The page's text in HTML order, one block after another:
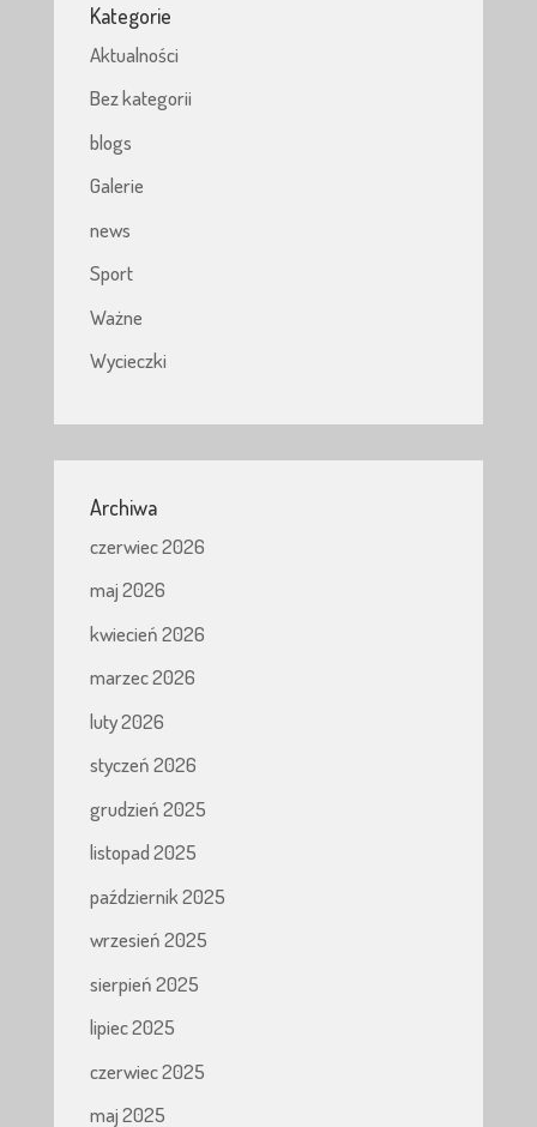
Kategorie
Aktualności
Bez kategorii
blogs
Galerie
news
Sport
Ważne
Wycieczki
Archiwa
czerwiec 2026
maj 2026
kwiecień 2026
marzec 2026
luty 2026
styczeń 2026
grudzień 2025
listopad 2025
październik 2025
wrzesień 2025
sierpień 2025
lipiec 2025
czerwiec 2025
maj 2025